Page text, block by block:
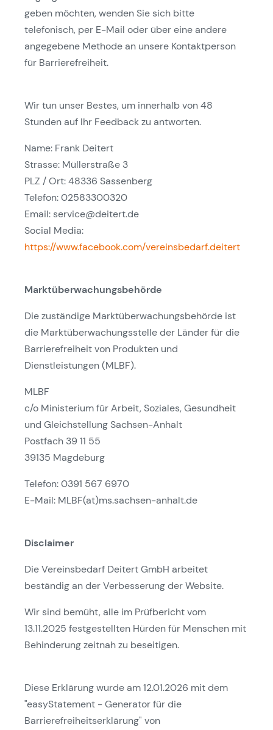
geben möchten, wenden Sie sich bitte
telefonisch, per E-Mail oder über eine andere
angegebene Methode an unsere Kontaktperson
für Barrierefreiheit.
Wir tun unser Bestes, um innerhalb von 48
Stunden auf Ihr Feedback zu antworten.
Name: Frank Deitert
Strasse: Müllerstraße 3
PLZ / Ort: 48336 Sassenberg
Telefon: 02583300320
Email: service@deitert.de
Social Media:
https://www.facebook.com/vereinsbedarf.deitert
Marktüberwachungsbehörde
Die zuständige Marktüberwachungsbehörde ist
die Marktüberwachungsstelle der Länder für die
Barrierefreiheit von Produkten und
Dienstleistungen (MLBF).
MLBF
c/o Ministerium für Arbeit, Soziales, Gesundheit
und Gleichstellung Sachsen-Anhalt
Postfach 39 11 55
39135 Magdeburg
Telefon: 0391 567 6970
E-Mail: MLBF(at)ms.sachsen-anhalt.de
Disclaimer
Die Vereinsbedarf Deitert GmbH arbeitet
beständig an der Verbesserung der Website.
Wir sind bemüht, alle im Prüfbericht vom
13.11.2025 festgestellten Hürden für Menschen mit
Behinderung zeitnah zu beseitigen.
Diese Erklärung wurde am 12.01.2026 mit dem
"easyStatement - Generator für die
Barrierefreiheitserklärung" von